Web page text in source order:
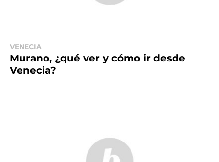
VENECIA
Murano, ¿qué ver y cómo ir desde
Venecia?